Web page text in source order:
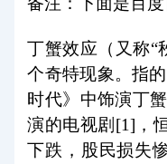
丁蟹效应（又称“
个奇特现象。指
时代》中饰演丁
演的电视剧[1]，
下跌，股民损失